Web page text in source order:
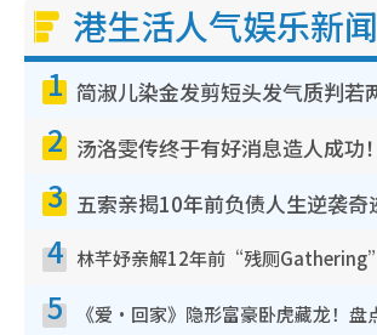
港生活人气娱乐新闻
1
2
3
4
5